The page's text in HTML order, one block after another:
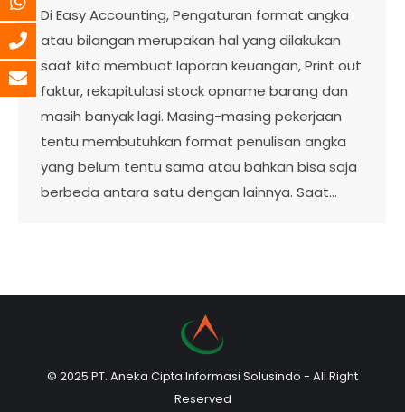
Di Easy Accounting, Pengaturan format angka
atau bilangan merupakan hal yang dilakukan
saat kita membuat laporan keuangan, Print out
faktur, rekapitulasi stock opname barang dan
masih banyak lagi. Masing-masing pekerjaan
tentu membutuhkan format penulisan angka
yang belum tentu sama atau bahkan bisa saja
berbeda antara satu dengan lainnya. Saat…
© 2025 PT. Aneka Cipta Informasi Solusindo - All Right
Reserved